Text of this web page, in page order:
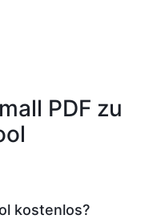
PDF zu
kostenlos?